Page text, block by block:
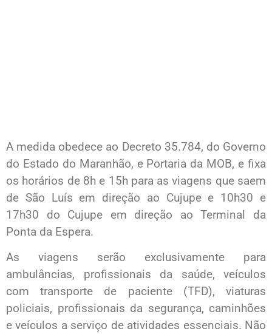
A medida obedece ao Decreto 35.784, do Governo
do Estado do Maranhão, e Portaria da MOB, e fixa
os horários de 8h e 15h para as viagens que saem
de São Luís em direção ao Cujupe e 10h30 e
17h30 do Cujupe em direção ao Terminal da
Ponta da Espera.
As viagens serão exclusivamente para
ambulâncias, profissionais da saúde, veículos
com transporte de paciente (TFD), viaturas
policiais, profissionais da segurança, caminhões
e veículos a serviço de atividades essenciais. Não